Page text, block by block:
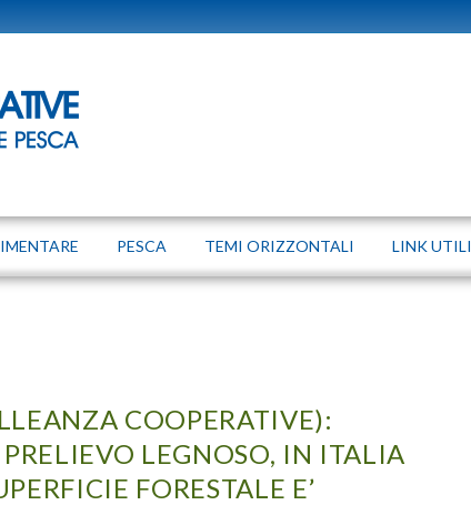
PESCA TEMI ORIZZONTALI LINK UTILI
COOPERATIVE):
PRELIEVO LEGNOSO, IN ITALIA
FORESTALE E’